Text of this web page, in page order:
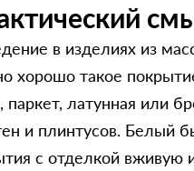
в изделиях из
хорошо такое
латунная или
и плинтусов.
с отделкой вживую